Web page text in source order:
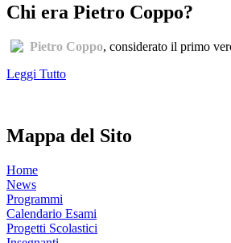
Chi era Pietro Coppo?
Pietro Coppo, considerato il primo
Leggi Tutto
Mappa del Sito
Home
News
Programmi
Calendario Esami
Progetti Scolastici